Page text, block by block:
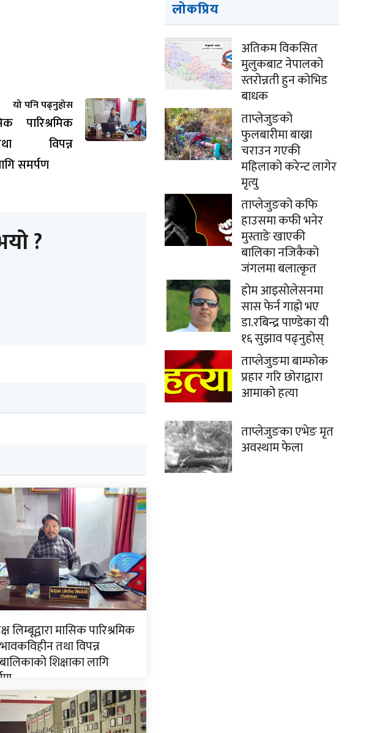
यो पनि पढ्नुहोस
पारिश्रमिक
विपन्न
समर्पण
?
लिम्बूद्वारा मासिक पारिश्रमिक
तथा विपन्न
शिक्षाका लागि
लोकप्रिय
अतिकम विकसित
मुलुकबाट नेपालको
स्तरोन्नती हुन कोभिड
बाधक
ताप्लेजुङको
फुलबारीमा बाख्रा
चराउन गएकी
महिलाको करेन्ट लागेर
मृत्यु
ताप्लेजुङको कफि
हाउसमा कफी भनेर
मुस्ताङे खाएकी
बालिका नजिकैको
जंगलमा बलात्कृत
होम आइसोलेसनमा
सास फेर्न गाह्रो भए
डा.रबिन्द्र पाण्डेका यी
१६ सुझाव पढ्नुहोस्
ताप्लेजुङमा बाम्फोक
प्रहार गरि छोराद्वारा
आमाको हत्या
ताप्लेजुङका एभेङ मृत
अवस्थाम फेला